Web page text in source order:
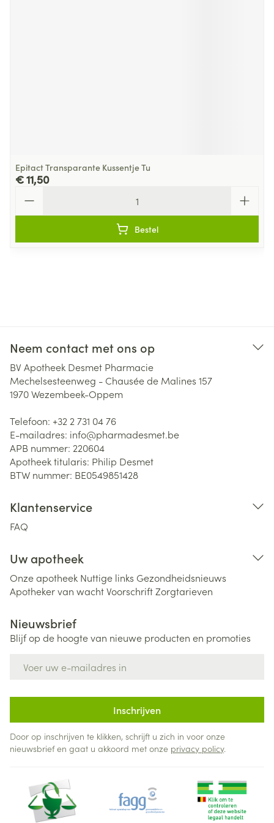
Epitact Transparante Kussentje Tu
€ 11,50
Bestel
Neem contact met ons op
BV Apotheek Desmet Pharmacie
Mechelsesteenweg - Chausée de Malines 157
1970Wezembeek-Oppem
Telefoon: +32 2 731 04 76
E-mailadres: info@pharmadesmet.be
APB nummer: 220604
Apotheek titularis: Philip Desmet
BTW nummer: BE0549851428
Klantenservice
FAQ
Uw apotheek
Onze apotheek Nuttige links Gezondheidsnieuws
Apotheker van wachtVoorschriftZorgtarieven
Nieuwsbrief
Blijf op de hoogte van nieuwe producten en promoties
Inschrijven
Door op inschrijven te klikken, schrijft u zich in voor onze
nieuwsbrief en gaat u akkoord met onze privacy policy.